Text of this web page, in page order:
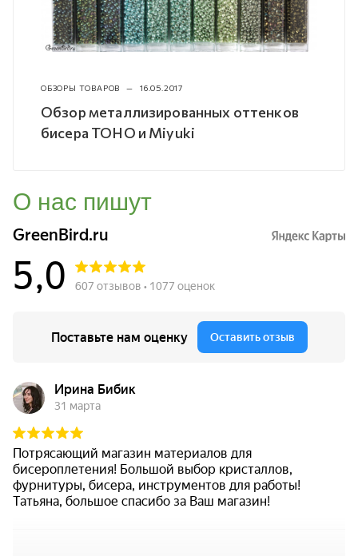
ОБЗОРЫ ТОВАРОВ — 16.05.2017
Обзор металлизированных оттенков
бисера TOHO и Miyuki
О нас пишут